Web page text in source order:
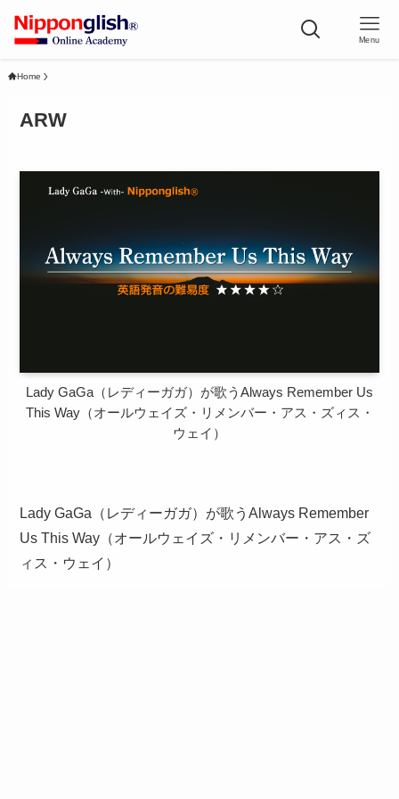
Menu
Home
ARW
Lady GaGa（レディーガガ）が歌うAlways Remember Us
This Way（オールウェイズ・リメンバー・アス・ズィス・
ウェイ）
Lady GaGa（レディーガガ）が歌うAlways Remember
Us This Way（オールウェイズ・リメンバー・アス・ズ
ィス・ウェイ）